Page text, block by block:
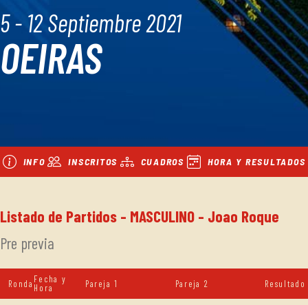
5 - 12 Septiembre 2021
OEIRAS
INFO INSCRITOS CUADROS HORA Y RESULTADOS
Listado de Partidos - MASCULINO - Joao Roque
Pre previa
Ronda Fecha y
Hora
Pareja 1 Pareja 2 Resultado